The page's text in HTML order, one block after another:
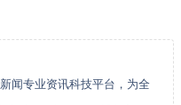
闻专业资讯科技平台，为全